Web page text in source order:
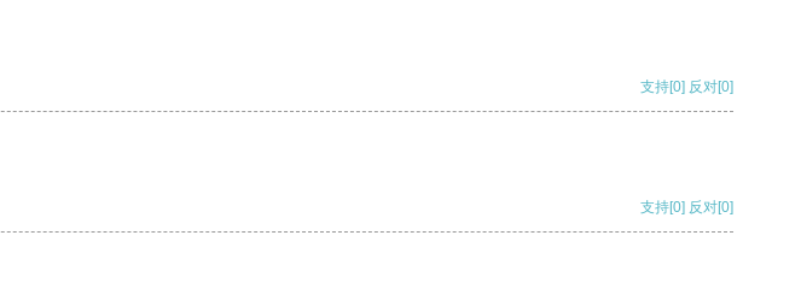
支持[0] 反对[0]
支持[0] 反对[0]